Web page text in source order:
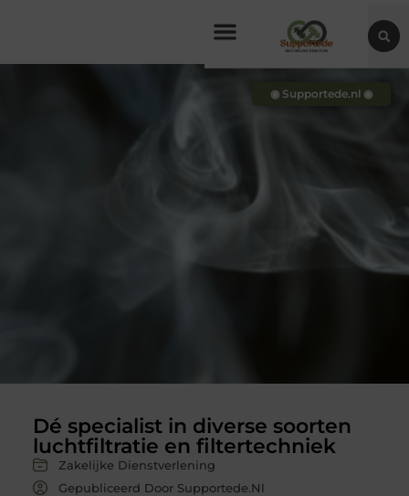
Dé specialist in diverse soorten
luchtfiltratie en filtertechniek
Zakelijke Dienstverlening
Gepubliceerd Door Supportede.nl
◉ Supportede.nl ◉